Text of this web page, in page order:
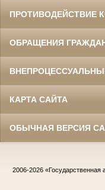
ПРОТИВОДЕЙСТВИЕ
ОБРАЩЕНИЯ
КАРТА САЙТА
ОБЫЧНАЯ ВЕРСИЯ
2006-2026 «Государственная